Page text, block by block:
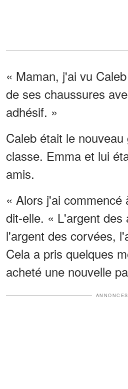
« Maman, j'ai vu
de ses chaussures
adhésif. »
Caleb était le
classe. Emma et lui
amis.
« Alors j'ai commencé
dit-elle. « L'argent des
l'argent des corvées,
Cela a pris quelques
acheté une nouvelle
ANNONCES